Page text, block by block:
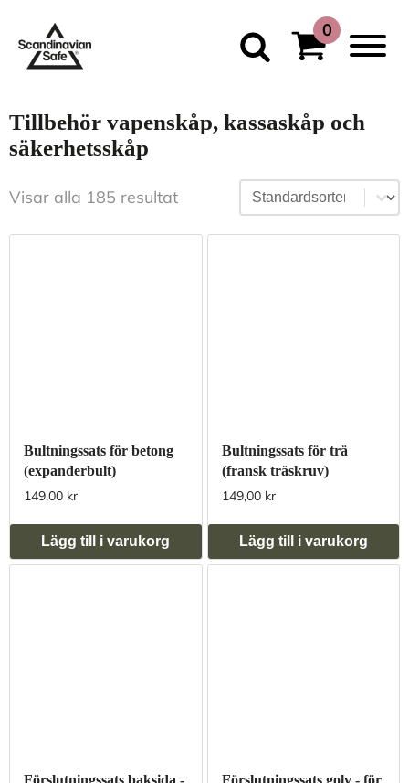
Tillbehör vapenskåp, kassaskåp och
säkerhetsskåp
Visar alla 185 resultat Sortering
Sort content
Bultningssats för betong
(expanderbult)
149,00 kr
Lägg till i varukorg
Bultningssats för trä
(fransk träskruv)
149,00 kr
Lägg till i varukorg
Förslutningssats baksida -
Förslutningssats golv - för